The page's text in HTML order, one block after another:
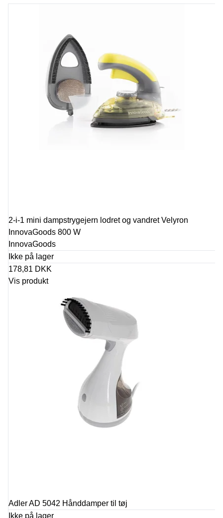
2-i-1 mini dampstrygejern lodret og vandret Velyron
InnovaGoods 800 W
InnovaGoods
Ikke på lager
178,81 DKK
Vis produkt
Adler AD 5042 Hånddamper til tøj
Ikke på lager